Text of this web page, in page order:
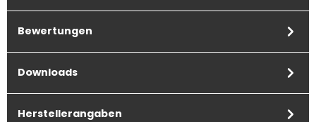
Bewertungen
Downloads
Herstellerangaben